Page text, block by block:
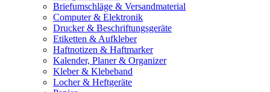
Briefumschläge & Versandmaterial
Computer & Elektronik
Drucker & Beschriftungsgeräte
Etiketten & Aufkleber
Haftnotizen & Haftmarker
Kalender, Planer & Organizer
Kleber & Klebeband
Locher & Heftgeräte